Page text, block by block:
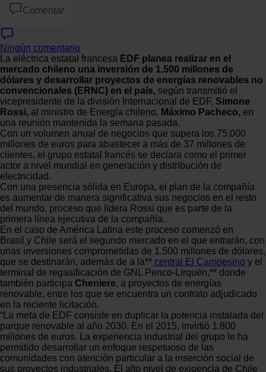
Comentar
Ningún comentario
La eléctrica estatal francesa EDF planea realizar en el
mercado chileno una inversión de 1.500 millones de
dólares y desarrollar proyectos de energías renovables no
convencionales (ERNC) en el país, según transmitió el
vicepresidente de la división Internacional de EDF, Simone
Rossi, al ministro de Energía chileno, Máximo Pacheco, en
una reunión mantenida la semana pasada.
Con un volumen anual de negocios que supera los 75.000
millones de euros para abastecer a más de 37 millones de
clientes, el grupo estatal francés se declara como el primer
actor a nivel mundial en generación y distribución de
electricidad.
Con una presencia sólida en Europa, el plan de la compañía
es aumentar de manera significativa sus negocios en el resto
del mundo, proceso que lidera Rossi que es parte de la
primera línea ejecutiva de la compañía.
En el caso de América Latina este proceso comenzó en
Brasil,y Chile será el segundo mercado en el que entrarán, con
unas inversiones comprometidas de 1.500 millones de dólares,
que se destinarán, además de a la** central El Campesino y el
terminal de regasificación de GNL Penco-Lirquén,** donde
también participa Cheniere, a proyectos de energías
renovable, entre los que se encuentra un contrato adjudicado
en la reciente licitación.
“La meta de EDF consiste en duplicar la potencia instalada del
parque renovable al año 2030. En el 2015, invirtió 1.800
millones de euros. La experiencia industrial del grupo le ha
permitido desarrollar un enfoque respetuoso de las
comunidades con atención particular a la inserción social de
sus proyectos industriales. El alto nivel de exigencia de Chile